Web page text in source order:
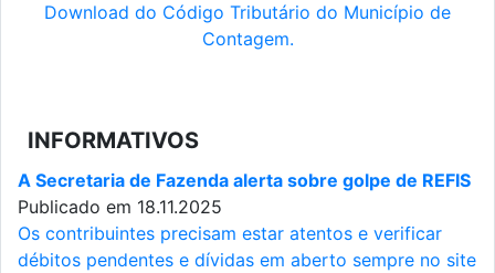
Download do Código Tributário do Município de
Contagem.
INFORMATIVOS
A Secretaria de Fazenda alerta sobre golpe de REFIS
Publicado em 18.11.2025
Os contribuintes precisam estar atentos e verificar
débitos pendentes e dívidas em aberto sempre no site